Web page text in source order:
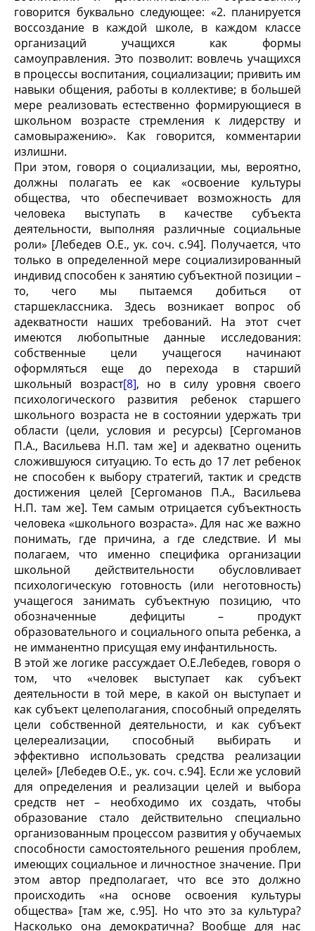
говорится буквально следующее: «2. планируется
воссоздание в каждой школе, в каждом классе
организаций учащихся как формы
самоуправления. Это позволит: вовлечь учащихся
в процессы воспитания, социализации; привить им
навыки общения, работы в коллективе; в большей
мере реализовать естественно формирующиеся в
школьном возрасте стремления к лидерству и
самовыражению». Как говорится, комментарии
излишни.
При этом, говоря о социализации, мы, вероятно,
должны полагать ее как «освоение культуры
общества, что обеспечивает возможность для
человека выступать в качестве субъекта
деятельности, выполняя различные социальные
роли» [Лебедев О.Е., ук. соч. с.94]. Получается, что
только в определенной мере социализированный
индивид способен к занятию субъектной позиции –
то, чего мы пытаемся добиться от
старшеклассника. Здесь возникает вопрос об
адекватности наших требований. На этот счет
имеются любопытные данные исследования:
собственные цели учащегося начинают
оформляться еще до перехода в старший
школьный возраст[8], но в силу уровня своего
психологического развития ребенок старшего
школьного возраста не в состоянии удержать три
области (цели, условия и ресурсы) [Сергоманов
П.А., Васильева Н.П. там же] и адекватно оценить
сложившуюся ситуацию. То есть до 17 лет ребенок
не способен к выбору стратегий, тактик и средств
достижения целей [Сергоманов П.А., Васильева
Н.П. там же]. Тем самым отрицается субъектность
человека «школьного возраста». Для нас же важно
понимать, где причина, а где следствие. И мы
полагаем, что именно специфика организации
школьной действительности обусловливает
психологическую готовность (или неготовность)
учащегося занимать субъектную позицию, что
обозначенные дефициты – продукт
образовательного и социального опыта ребенка, а
не имманентно присущая ему инфантильность.
В этой же логике рассуждает О.Е.Лебедев, говоря о
том, что «человек выступает как субъект
деятельности в той мере, в какой он выступает и
как субъект целеполагания, способный определять
цели собственной деятельности, и как субъект
целереализации, способный выбирать и
эффективно использовать средства реализации
целей» [Лебедев О.Е., ук. соч. с.94]. Если же условий
для определения и реализации целей и выбора
средств нет – необходимо их создать, чтобы
образование стало действительно специально
организованным процессом развития у обучаемых
способности самостоятельного решения проблем,
имеющих социальное и личностное значение. При
этом автор предполагает, что все это должно
происходить «на основе освоения культуры
общества» [там же, с.95]. Но что это за культура?
Насколько она демократична? Вообще для нас